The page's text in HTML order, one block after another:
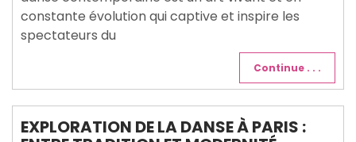
constante évolution qui captive et inspire les
spectateurs du
Continue . . .
EXPLORATION DE LA DANSE À PARIS :